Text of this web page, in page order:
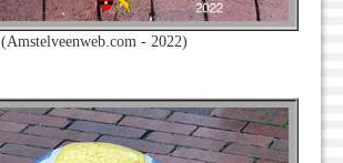
(Amstelveenweb.com - 2022)